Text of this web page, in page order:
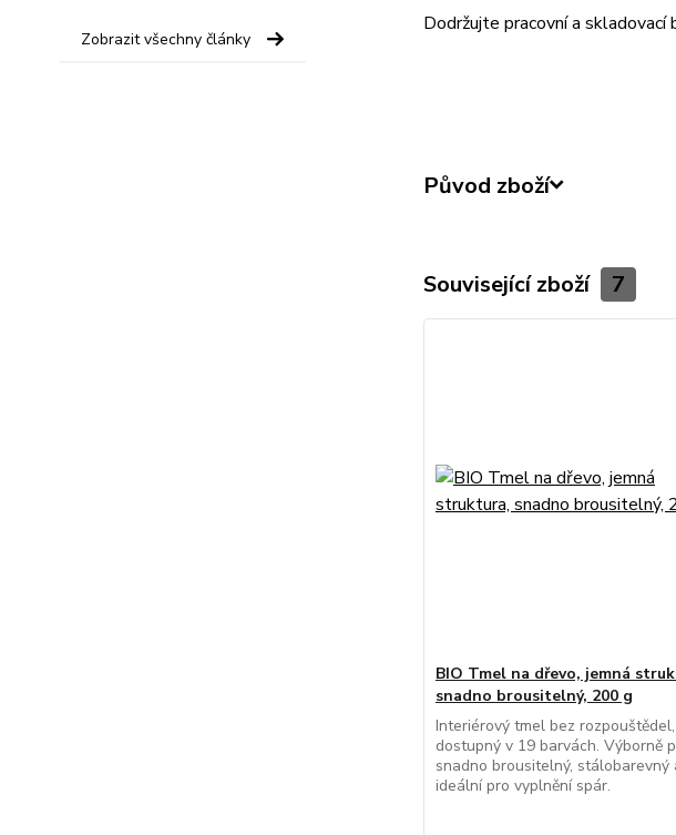
Zobrazit všechny články
Dodržujte pracovní a
Původ zboží
Související zboží 7
BIO Tmel na dřevo, jemná
snadno brousitelný, 200 g
Interiérový tmel bez rozpouštědel,
dostupný v 19 barvách. Výborně
snadno brousitelný, stálobarevný
ideální pro vyplnění spár.